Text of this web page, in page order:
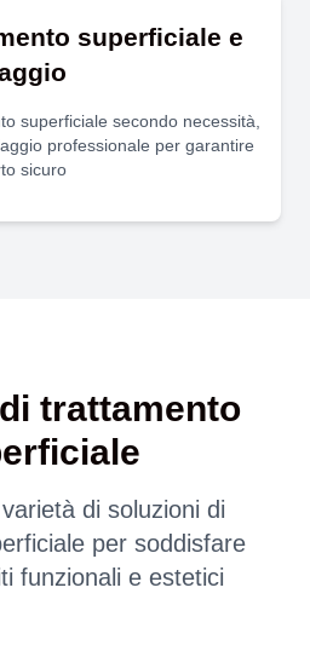
superficiale e
superficiale secondo necessità,
professionale per garantire
sicuro
trattamento
di soluzioni di
per soddisfare
funzionali e estetici